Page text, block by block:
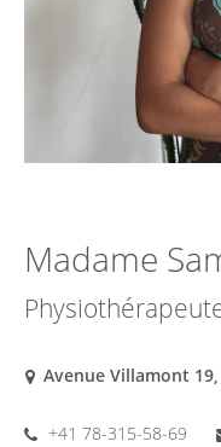
Madame
Avenue Villamont
+41 78-315-58-69